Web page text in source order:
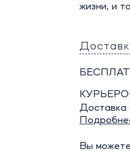
жизни, и
Доставка
Вы